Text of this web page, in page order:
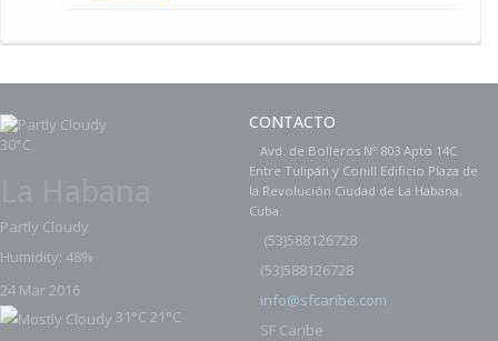
30°C
Partly Cloudy
Humidity: 48%
24 Mar 2016
31°C 21°C
CONTACTO
Avd. de Bolleros Nº 803 Apto 14C
Entre Tulipán y Conill Edificio Plaza de
la Revolución Ciudad de La Habana,
Cuba.
(53)588126728
(53)588126728
info@sfcaribe.com
SF Caribe